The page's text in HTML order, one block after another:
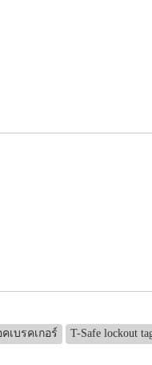
เบรคเกอร์ T-Safe lockout